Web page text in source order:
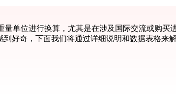
量单位进行换算，尤其是在涉及国际交流或购
好奇，下面我们将通过详细说明和数据表格来